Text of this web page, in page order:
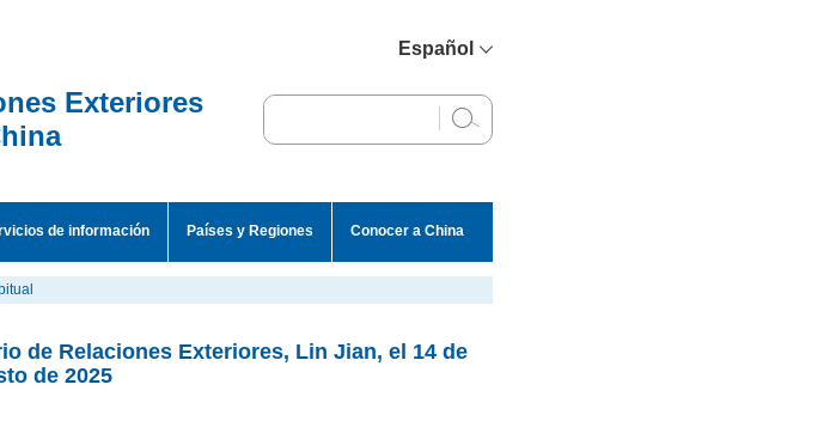
Español
English
Exteriores
de información Países y Regiones Conocer a China
de Relaciones Exteriores, Lin Jian, el 14 de
de 2025